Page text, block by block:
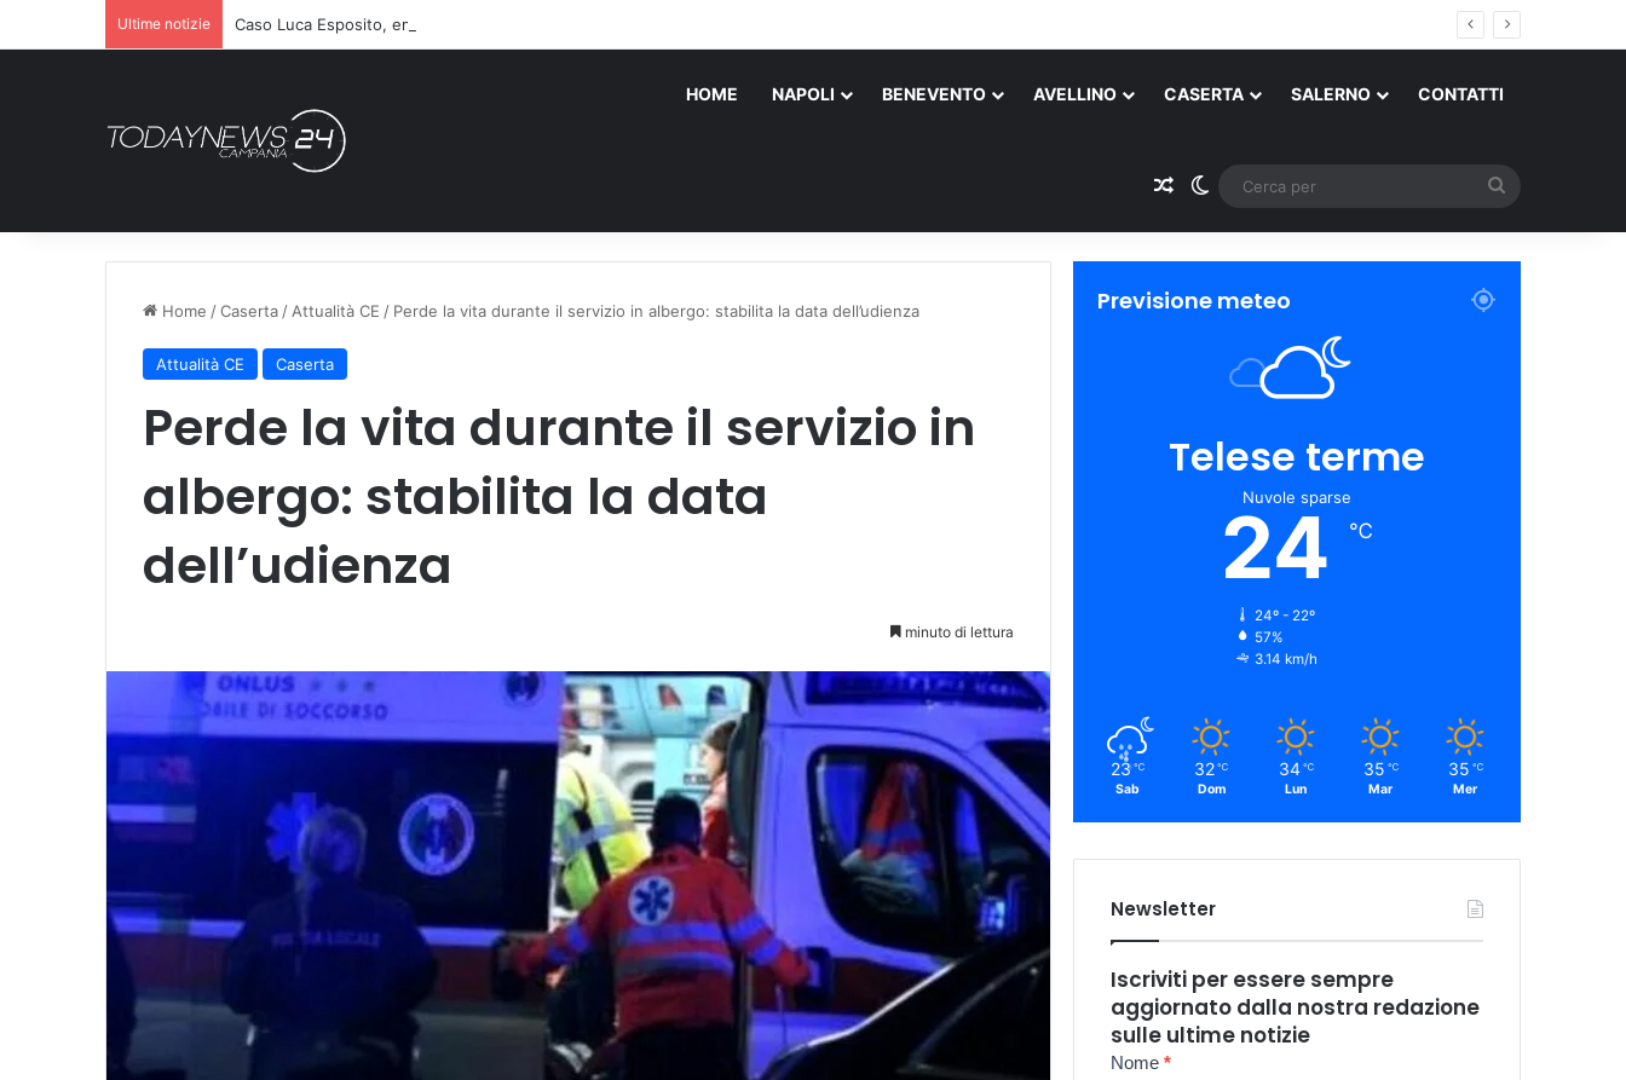
Ultime notizie Caso Luca Esposito, emergono nuovi retroscena sull’assassino
HOME NAPOLI BENEVENTO AVELLINO CASERTA SALERNO CONTATTI
Un articolo a caso
Cambia aspetto
per
Home /Caserta / Attualità CE / Perde la vita durante il servizio in albergo: stabilita la data dell’udienza
Attualità CE Caserta
Perde la vita durante il servizio in
albergo: stabilita la data
dell’udienza
minuto di lettura
Previsione meteo
Telese terme
Nuvole sparse
24 ℃
24º - 22º
57%
3.14 km/h
23 ℃
Sab
32 ℃
Dom
34 ℃
Lun
35 ℃
Mar
35 ℃
Mer
Newsletter
Iscriviti per essere sempre
aggiornato dalla nostra redazione
sulle ultime notizie
Newsletter
Nome*